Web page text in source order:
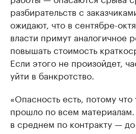
разбирательств с
ожидают, что в сентябре-
власти примут аналогичное
повышать стоимость
Если этого не произойдет,
уйти в банкротство.
«Опасность есть, потому
прошло по всем материалам.
в среднем по контракту —